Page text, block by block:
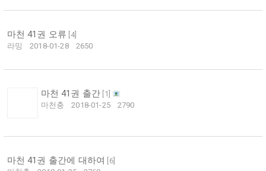
마천 41권 오류 4]
라밍
2018-01-28 2650
마천 41권 출간 1
마천충
2018-01-25 2790
마천 41권 출간에 대하여 6]